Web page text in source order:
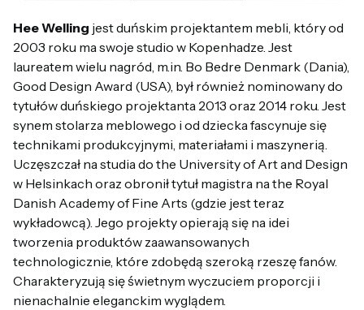
Hee Welling jest duńskim projektantem mebli, który od
2003 roku ma swoje studio w Kopenhadze. Jest
laureatem wielu nagród, m.in. Bo Bedre Denmark (Dania),
Good Design Award (USA), był również nominowany do
tytułów duńskiego projektanta 2013 oraz 2014 roku. Jest
synem stolarza meblowego i od dziecka fascynuje się
technikami produkcyjnymi, materiałami i maszynerią.
Uczęszczał na studia do the University of Art and Design
w Helsinkach oraz obronił tytuł magistra na the Royal
Danish Academy of Fine Arts (gdzie jest teraz
wykładowcą). Jego projekty opierają się na idei
tworzenia produktów zaawansowanych
technologicznie, które zdobędą szeroką rzeszę fanów.
Charakteryzują się świetnym wyczuciem proporcji i
nienachalnie eleganckim wyglądem.